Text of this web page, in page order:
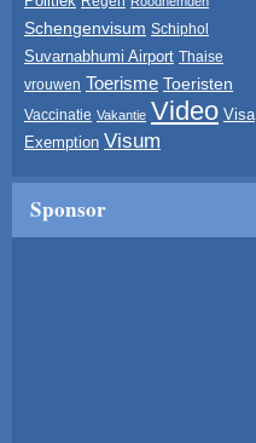
Schengenvisum Schiphol
Suvarnabhumi Airport Thaise
vrouwen Toerisme Toeristen
Vaccinatie Vakantie Video Visa
Exemption Visum
Sponsor